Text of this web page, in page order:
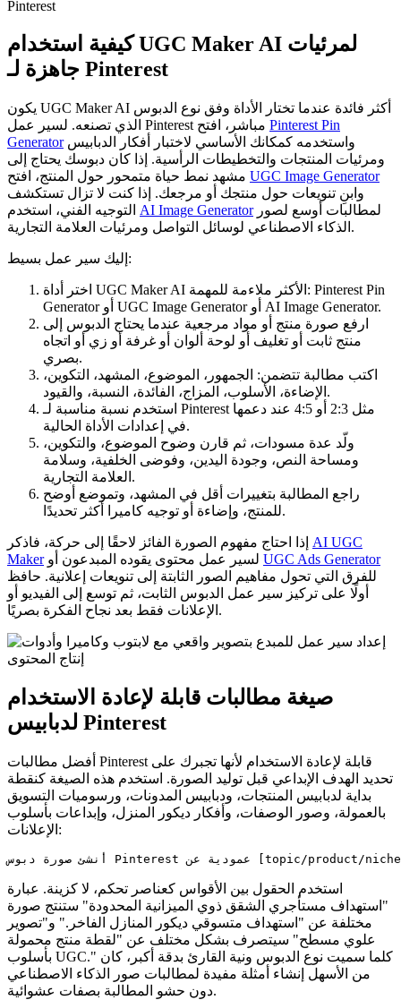
كيفية استخدام UGC Maker AI لمرئيات
جاهزة لـ Pinterest
يكون UGC Maker AI أكثر فائدة عندما تختار الأداة وفق نوع الدبوس
Pinterest Pin
Generatorواستخدمه كمكانك الأساسي لاختبار أفكار الدبابيس
ومرئيات المنتجات والتخطيطات الرأسية. إذا كان دبوسك يحتاج إلى
UGC Image Generator
وابنِ تنويعات حول منتجك أو مرجعك. إذا كنت لا تزال تستكشف
AI Image Generatorلمطالبات أوسع لصور
الذكاء الاصطناعي لوسائل التواصل ومرئيات العلامة التجارية.
إليك سير عمل بسيط:
اختر أداة UGC Maker AI الأكثر ملاءمة للمهمة: Pinterest Pin
Generator أو UGC Image Generator أو AI Image Generator.
ارفع صورة منتج أو مواد مرجعية عندما يحتاج الدبوس إلى
منتج ثابت أو تغليف أو لوحة ألوان أو غرفة أو زي أو اتجاه
بصري.
اكتب مطالبة تتضمن: الجمهور، الموضوع، المشهد، التكوين،
الإضاءة، الأسلوب، المزاج، الفائدة، النسبة، والقيود.
استخدم نسبة مناسبة لـ Pinterest مثل 2:3 أو 4:5 عند دعمها
في إعدادات الأداة الحالية.
ولّد عدة مسودات، ثم قارن وضوح الموضوع، والتكوين،
ومساحة النص، وجودة اليدين، وفوضى الخلفية، وسلامة
العلامة التجارية.
راجع المطالبة بتغييرات أقل في المشهد، وتموضع أوضح
للمنتج، وإضاءة أو توجيه كاميرا أكثر تحديدًا.
AI UGC
Maker
UGC Ads Generator
للفرق التي تحول مفاهيم الصور الثابتة إلى تنويعات إعلانية. حافظ
أولًا على تركيز سير عمل الدبوس الثابت، ثم توسع إلى الفيديو أو
الإعلانات فقط بعد نجاح الفكرة بصريًا.
صيغة مطالبات قابلة لإعادة الاستخدام
لدبابيس Pinterest
أفضل مطالبات Pinterest قابلة لإعادة الاستخدام لأنها تجبرك على
تحديد الهدف الإبداعي قبل توليد الصورة. استخدم هذه الصيغة كنقطة
بداية لدبابيس المنتجات، ودبابيس المدونات، ورسوميات التسويق
بالعمولة، وصور الوصفات، وأفكار ديكور المنزل، وإبداعات بأسلوب
الإعلانات:
استخدم الحقول بين الأقواس كعناصر تحكم، لا كزينة. عبارة
"استهداف مستأجري الشقق ذوي الميزانية المحدودة" ستنتج صورة
مختلفة عن "استهداف متسوقي ديكور المنازل الفاخر." و"تصوير
علوي مسطح" سيتصرف بشكل مختلف عن "لقطة منتج محمولة
بأسلوب UGC." كلما سميت نوع الدبوس ونية القارئ بدقة أكبر، كان
من الأسهل إنشاء أمثلة مفيدة لمطالبات صور الذكاء الاصطناعي
دون حشو المطالبة بصفات عشوائية.